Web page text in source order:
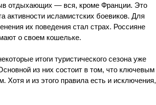
отдыхающих — вся, кроме Франции. Это
активности исламистских боевиков. Для
их поведения стал страх. Россияне
о своем кошельке.
итоги туристического сезона уже
из них состоит в том, что ключевым
Хотя и из этого правила есть и исключения,